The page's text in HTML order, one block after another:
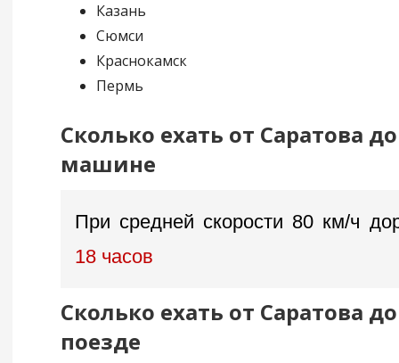
Казань
Сюмси
Краснокамск
Пермь
Сколько ехать от Саратова
машине
При средней скорости 80 км/ч
18 часов
Сколько ехать от Саратова
поезде